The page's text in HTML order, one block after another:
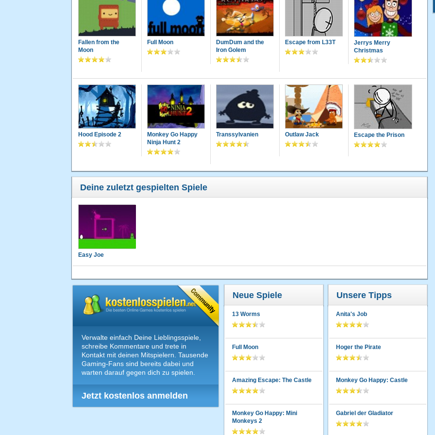
Fallen from the
Moon
Full Moon
DumDum and the
Iron Golem
Escape from L33T
Jerrys Merry
Christmas
Hood Episode 2
Monkey Go Happy
Ninja Hunt 2
Transsylvanien Outlaw Jack Escape the Prison
Deine zuletzt gespielten Spiele
Easy Joe
Verwalte einfach Deine Lieblingsspiele,
schreibe Kommentare und trete in
Kontakt mit deinen Mitspielern. Tausende
Gaming-Fans sind bereits dabei und
warten darauf gegen dich zu spielen.
Jetzt kostenlos anmelden
Neue Spiele
13 Worms
Full Moon
Amazing Escape: The Castle
Monkey Go Happy: Mini
Monkeys 2
Unsere Tipps
Anita's Job
Hoger the Pirate
Monkey Go Happy: Castle
Gabriel der Gladiator